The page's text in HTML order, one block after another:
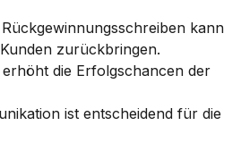
kann
zurückbringen.
die Erfolgschancen der
ist entscheidend für die